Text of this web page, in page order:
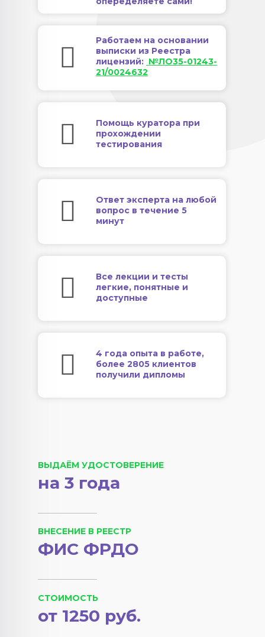
Работаем на основании
выписки из Реестра
лицензий: №ЛО35-01243-
21/0024632
Помощь куратора при
прохождении
тестирования
Ответ эксперта на любой
вопрос в течение 5
минут
Все лекции и тесты
легкие, понятные и
доступные
4 года опыта в работе,
более 2805 клиентов
получили дипломы
ВЫДАЁМ УДОСТОВЕРЕНИЕ
на 3 года
ВНЕСЕНИЕ В РЕЕСТР
ФИС ФРДО
СТОИМОСТЬ
от 1250 руб.